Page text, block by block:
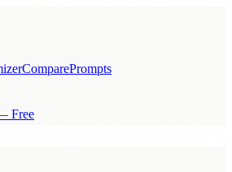
ComparePrompts
Free